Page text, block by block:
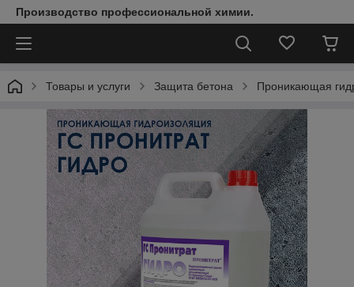
Производство профессиональной химии.
Товары и услуги Защита бетона Проникающая